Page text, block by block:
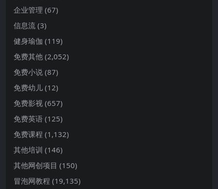
企业管理 (67)
信息流 (3)
健身瑜伽 (119)
免费其他 (2,052)
免费小说 (87)
免费幼儿 (12)
免费影视 (657)
免费英语 (125)
免费课程 (1,132)
其他培训 (146)
其他网创项目 (150)
冒泡网教程 (19,135)